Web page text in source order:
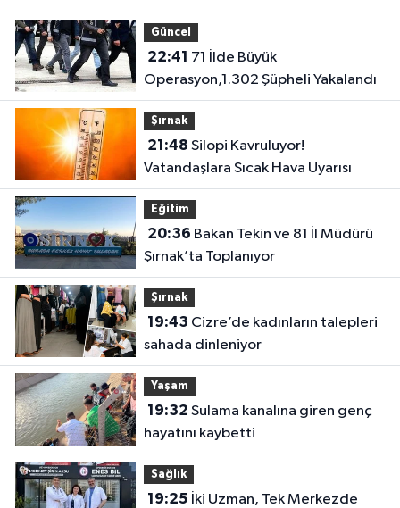
Güncel
22:41
Operasyon,1.302 Şüpheli Yakalandı
Şırnak
21:48
Vatandaşlara Sıcak Hava Uyarısı
Eğitim
20:36
Şırnak’ta Toplanıyor
Şırnak
19:43
sahada dinleniyor
Yaşam
19:32
hayatını kaybetti
Sağlık
19:25